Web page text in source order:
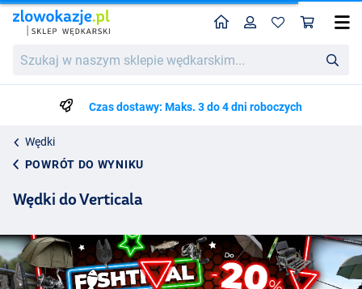
w
wędkarskim...
HomeProfil
Czas dostawy: Maks. 3 do 4 dni roboczych
Wędki
POWRÓT DO WYNIKU
Wędki do Verticala